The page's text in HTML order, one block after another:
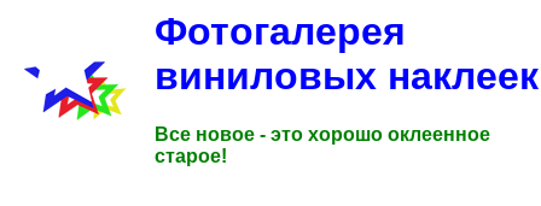
Фотогалерея
виниловых наклеек
Все новое - это хорошо оклеенное
старое!